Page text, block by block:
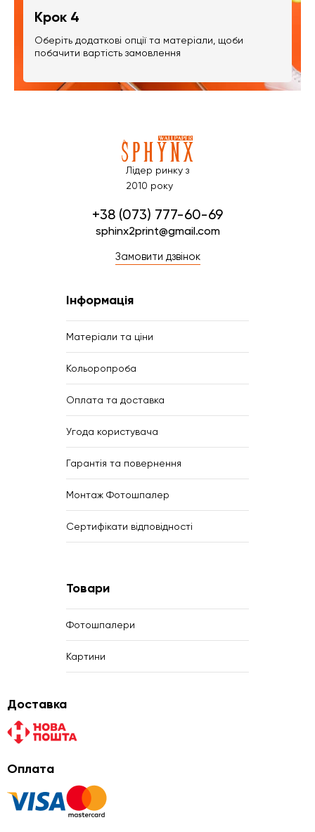
Крок 4
Оберіть додаткові опції та матеріали, щоби
побачити вартість замовлення
Лідер ринку з
2010 року
+38 (073) 777-60-69
sphinx2print@gmail.com
Замовити дзвінок
Інформація
Матеріали та ціни
Кольоропроба
Оплата та доставка
Угода користувача
Гарантія та повернення
Монтаж Фотошпалер
Сертифікати відповідності
Товари
Фотошпалери
Картини
Доставка
Оплата